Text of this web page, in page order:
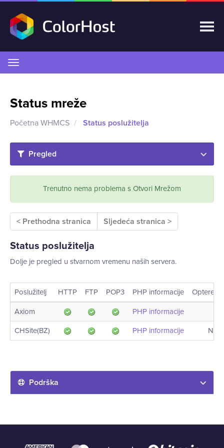
navigaciju
Status mreže
Početna WHMCS Status poslužitelja
Pregled
Trenutno nema problema s Otvori Mrežom
< Prethodna stranica Sljedeća stranica >
Status poslužitelja
Dolje je pregled u stvarnom vremenu naših servera.
Poslužitelj HTTP FTP POP3 PHP informacije
Axiom PHP informacije
CHSite(BZ) PHP informacije Nije
Podrška